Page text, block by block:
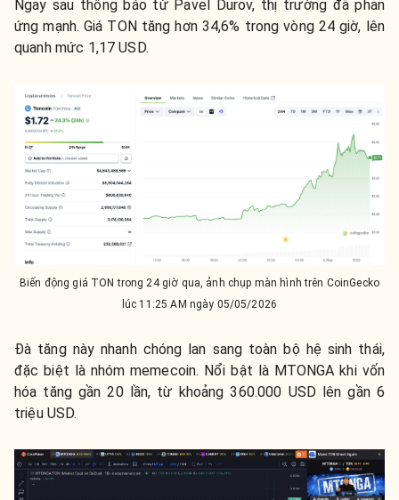
Ngay sau thông báo từ Pavel Durov, thị trường đã phản
ứng mạnh. Giá TON tăng hơn 34,6% trong vòng 24 giờ, lên
quanh mức 1,17 USD.
Biến động giá TON trong 24 giờ qua, ảnh chụp màn hình trên CoinGecko
lúc 11:25 AM ngày 05/05/2026
Đà tăng này nhanh chóng lan sang toàn bộ hệ sinh thái,
đặc biệt là nhóm memecoin. Nổi bật là MTONGA khi vốn
hóa tăng gần 20 lần, từ khoảng 360.000 USD lên gần 6
triệu USD.